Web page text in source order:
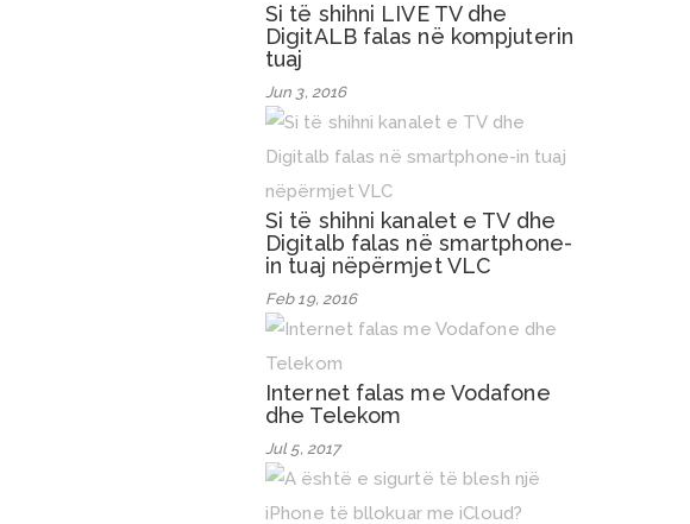
Si të shihni LIVE TV dhe
DigitALB falas në kompjuterin
tuaj
Jun 3, 2016
Si të shihni kanalet e TV dhe
Digitalb falas në smartphone-
in tuaj nëpërmjet VLC
Feb 19, 2016
Internet falas me Vodafone
dhe Telekom
Jul 5, 2017